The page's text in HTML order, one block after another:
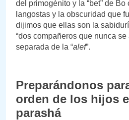
del primogénito y la “bet” de
langostas y la obscuridad que
dijimos que ellas son la
“dos compañeros que nunca se
separada de la “alef”.
Preparándonos
orden de los hijos
parashá